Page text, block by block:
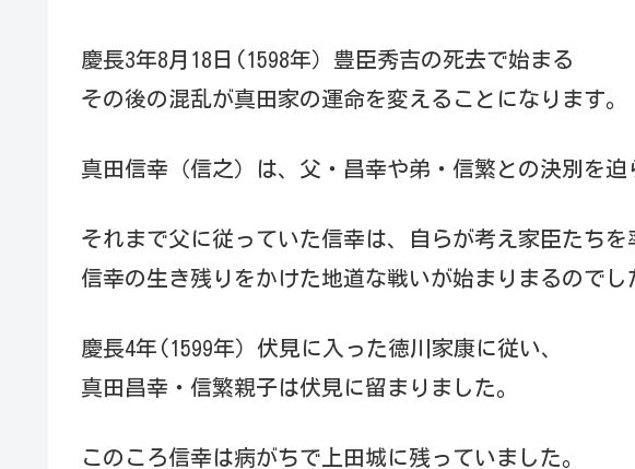
慶長3年8月18日(1598年）豊臣秀吉の死去で始まる
その後の混乱が真田家の運命を変えることになります。
真田信幸（信之）は、父・昌幸や弟・信繁との決別を迫
それまで父に従っていた信幸は、自らが考え家臣たちを
信幸の生き残りをかけた地道な戦いが始まりまるのでし
慶長4年(1599年）伏見に入った徳川家康に従い、
真田昌幸・信繁親子は伏見に留まりました。
このころ信幸は病がちで上田城に残っていました。